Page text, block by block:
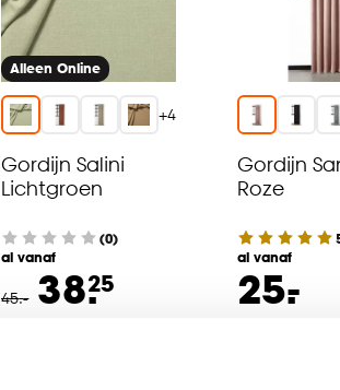
Alleen Online
+4
Gordijn Salini
Lichtgroen
(0)
al vanaf
45.- 38.25
Gordijn
Roze
al vanaf
25.
-